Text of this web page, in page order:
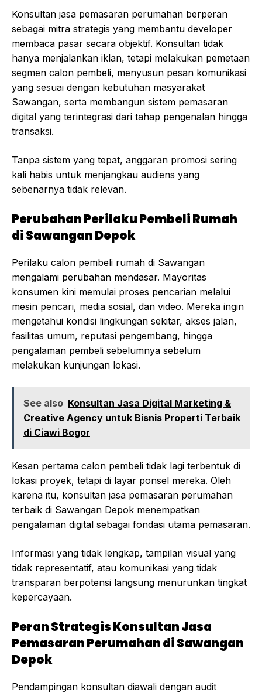
Konsultan jasa pemasaran perumahan berperan
sebagai mitra strategis yang membantu developer
membaca pasar secara objektif. Konsultan tidak
hanya menjalankan iklan, tetapi melakukan pemetaan
segmen calon pembeli, menyusun pesan komunikasi
yang sesuai dengan kebutuhan masyarakat
Sawangan, serta membangun sistem pemasaran
digital yang terintegrasi dari tahap pengenalan hingga
transaksi.
Tanpa sistem yang tepat, anggaran promosi sering
kali habis untuk menjangkau audiens yang
sebenarnya tidak relevan.
Perubahan Perilaku Pembeli Rumah
di Sawangan Depok
Perilaku calon pembeli rumah di Sawangan
mengalami perubahan mendasar. Mayoritas
konsumen kini memulai proses pencarian melalui
mesin pencari, media sosial, dan video. Mereka ingin
mengetahui kondisi lingkungan sekitar, akses jalan,
fasilitas umum, reputasi pengembang, hingga
pengalaman pembeli sebelumnya sebelum
melakukan kunjungan lokasi.
See also Konsultan Jasa Digital Marketing &
Creative Agency untuk Bisnis Properti Terbaik
di Ciawi Bogor
Kesan pertama calon pembeli tidak lagi terbentuk di
lokasi proyek, tetapi di layar ponsel mereka. Oleh
karena itu, konsultan jasa pemasaran perumahan
terbaik di Sawangan Depok menempatkan
pengalaman digital sebagai fondasi utama pemasaran.
Informasi yang tidak lengkap, tampilan visual yang
tidak representatif, atau komunikasi yang tidak
transparan berpotensi langsung menurunkan tingkat
kepercayaan.
Peran Strategis Konsultan Jasa
Pemasaran Perumahan di Sawangan
Depok
Pendampingan konsultan diawali dengan audit